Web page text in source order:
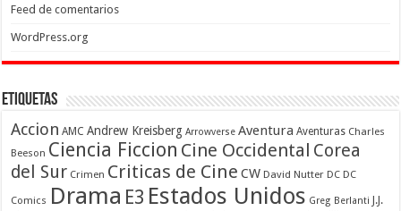
Feed de comentarios
WordPress.org
Etiquetas
Accion AMC Andrew Kreisberg Arrowverse Aventura Aventuras Charles
Beeson Ciencia Ficcion Cine Occidental Corea
del Sur Crimen Criticas de Cine CW David Nutter DC DC
Comics Drama E3 Estados Unidos Greg Berlanti J.J.